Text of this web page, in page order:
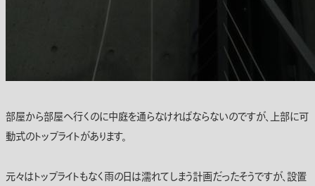
部屋から部屋へ行くのに中庭を通らなければならないのですが、上部に可
動式のトップライトがあります。
元々はトップライトもなく雨の日は濡れてしまう計画だったそうですが、設置